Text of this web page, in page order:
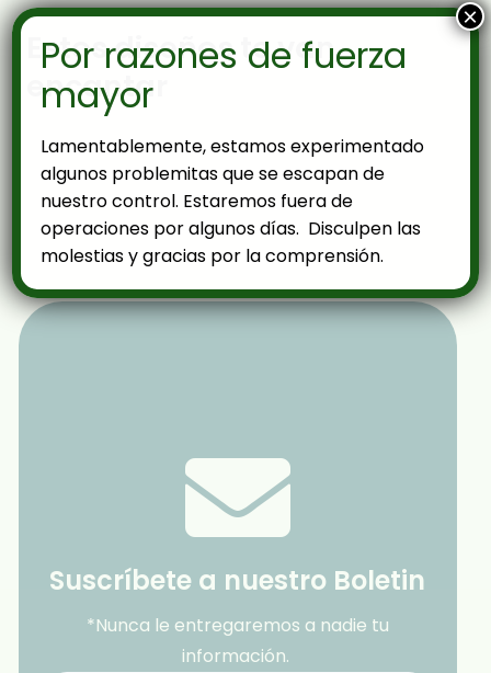
Estos diseños te van
encantar
Suscríbete a nuestro Boletin
*Nunca le entregaremos a nadie tu
información.
Por razones de fuerza
mayor
Lamentablemente, estamos experimentado
algunos problemitas que se escapan de
nuestro control. Estaremos fuera de
operaciones por algunos días. Disculpen las
molestias y gracias por la comprensión.
×